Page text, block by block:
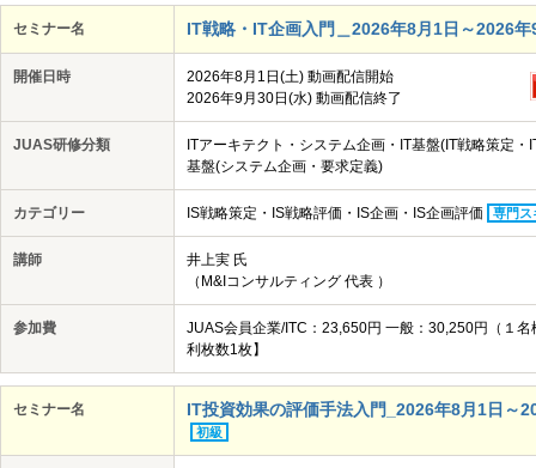
セミナー名 IT戦略・IT企画入門＿2026年8月1日～2026
開催日時
2026年8月1日(土) 動画配信開始
2026年9月30日(水) 動画配信終了
JUAS研修分類
ITアーキテクト・システム企画・IT基盤(IT戦略策定
基盤(システム企画・要求定義)
カテゴリー IS戦略策定・IS戦略評価・IS企画・IS企画評価 専門ス
講師
井上実 氏
（M&Iコンサルティング 代表 ）
参加費
JUAS会員企業/ITC：23,650円 一般：30,250円（１
利枚数1枚】
セミナー名 IT投資効果の評価手法入門_2026年8月1日～
初級